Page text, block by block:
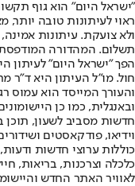
"ישראל היום" הוא גוף
ראוי לעיתונות טובה יותר,
ולא צועקת. עיתונות
הפך "ישראל היום" לעיתון
חול. מו"ל העיתון היא ד"ר
והעורך המייסד הוא עמוס
חדשות מסביב לשעון, תוכן
וידיאו, פודקאסטים
כוללות ערוצי חדשות
לאוויר האתר החדש